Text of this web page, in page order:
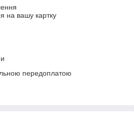
на вашу картку
передоплатою